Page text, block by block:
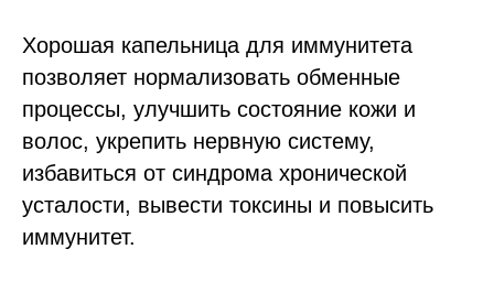
Хорошая капельница для иммунитета
позволяет нормализовать обменные
процессы, улучшить состояние кожи и
волос, укрепить нервную систему,
избавиться от синдрома хронической
усталости, вывести токсины и повысить
иммунитет.